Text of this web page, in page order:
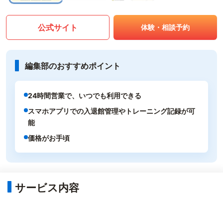
公式サイト 体験・相談予約
編集部のおすすめポイント
24時間営業で、いつでも利用できる
スマホアプリでの入退館管理やトレーニング記録が可
能
価格がお手頃
サービス内容